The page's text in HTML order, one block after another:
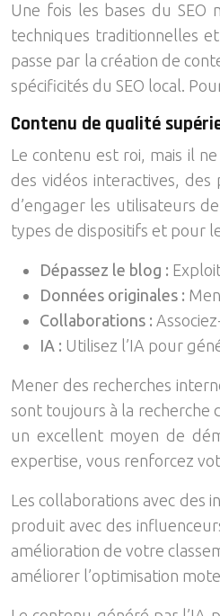
Une fois les bases du SEO
techniques traditionnelles
passe par la création de
spécificités du SEO local.
Contenu de qualité
Le contenu est roi, mais il
des vidéos interactives,
d’engager les utilisateurs
types de dispositifs et pour
Dépassez le blog :
Données originales :
Collaborations :
IA : Utilisez l’IA pour
Mener des recherches
sont toujours à la recherche
un excellent moyen de
expertise, vous renforcez
Les collaborations avec des
produit avec des
amélioration de votre
améliorer l’optimisation